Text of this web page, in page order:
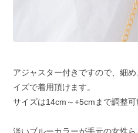
アジャスター付きですので、細
イズで着用頂けます。
サイズは14cm～+5cmまで調整可